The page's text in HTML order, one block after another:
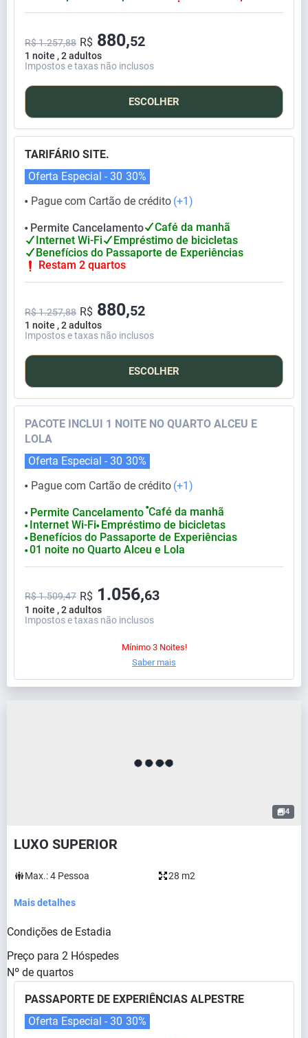
1 noite , 2 adultos
R$ 1.257,88 R$ 880,52
Impostos e taxas não inclusos
ESCOLHER
TARIFÁRIO SITE.
⬤ Pague com Cartão de crédito (+1)
Oferta Especial - 30 30%
⬤ Permite Cancelamento
Café da manhã
Internet Wi-Fi
Empréstimo de bicicletas
Benefícios do Passaporte de Experiências
Restam 2 quartos
1 noite , 2 adultos
R$ 1.257,88 R$ 880,52
Impostos e taxas não inclusos
ESCOLHER
PACOTE INCLUI 1 NOITE NO QUARTO ALCEU E
LOLA
⬤ Pague com Cartão de crédito (+1)
Oferta Especial - 30 30%
⬤ Permite Cancelamento ⬤Café da manhã
⬤ Internet Wi-Fi ⬤ Empréstimo de bicicletas
⬤ Benefícios do Passaporte de Experiências
⬤ 01 noite no Quarto Alceu e Lola
1 noite , 2 adultos
R$ 1.509,47 R$ 1.056,63
Impostos e taxas não inclusos
Mínimo 3 Noites!
Saber mais
4
LUXO SUPERIOR
Max.:4 Pessoa 28 m2
Mais detalhes
Condições de Estadia
Preço para 2 Hóspedes
Nº de quartos
PASSAPORTE DE EXPERIÊNCIAS ALPESTRE
Oferta Especial - 30 30%